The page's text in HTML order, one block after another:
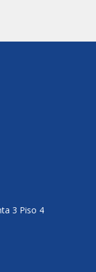
3 Piso 4